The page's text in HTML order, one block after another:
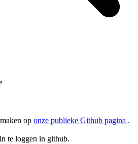
op onze publieke Github pagina .
te loggen in github.